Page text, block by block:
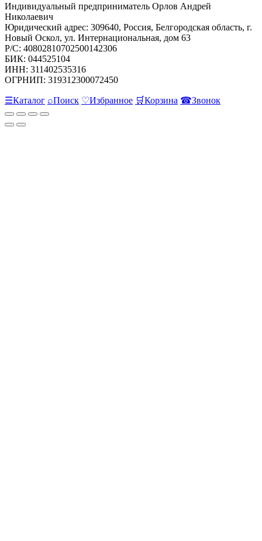
Индивидуальный предприниматель Орлов Андрей
Николаевич
Юридический адрес: 309640, Россия, Белгородская область, г.
Новый Оскол, ул. Интернациональная, дом 63
Р/С: 40802810702500142306
БИК: 044525104
ИНН: 311402535316
ОГРНИП: 319312300072450
☰Каталог ⌕Поиск ♡Избранное 🛒Корзина ☎Звонок